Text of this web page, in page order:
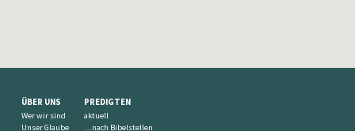
ÜBER UNS
Wer wir sind
Unser Glaube
PREDIGTEN
aktuell
…nach Bibelstellen